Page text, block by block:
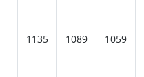
1135 1089 1059